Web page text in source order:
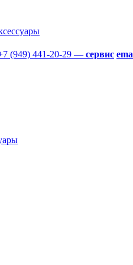
(949) 441-20-29 — сервис